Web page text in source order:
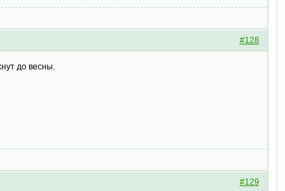
#128
до весны.
#129